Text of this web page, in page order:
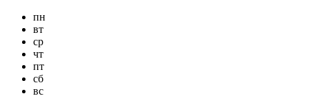
пн
вт
ср
чт
пт
сб
вс